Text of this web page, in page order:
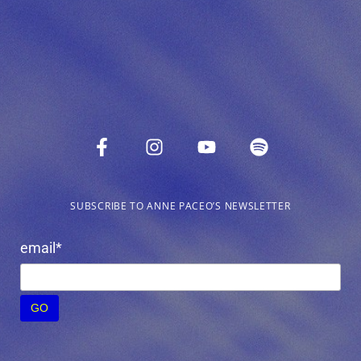
SUBSCRIBE TO ANNE PACEO’S NEWSLETTER
email*